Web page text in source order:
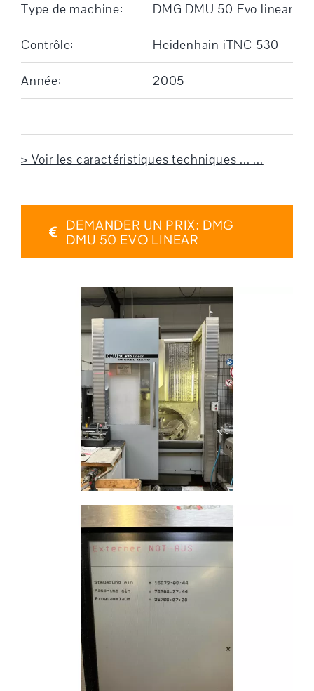
Type de machine: DMG DMU 50 Evo linear
Contrôle: Heidenhain iTNC 530
Année: 2005
> Voir les caractéristiques techniques ... ...
DEMANDER UN PRIX: DMG
DMU 50 EVO LINEAR